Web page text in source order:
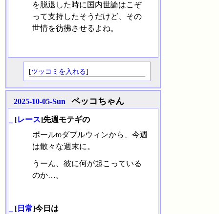
を脱退した時に国内世論はこぞ
って支持したそうだけど、その
世情を彷彿させるよね。
[ツッコミを入れる]
2025-10-05-Sun ペッコちゃん
[レース]先週モテギの
ポールtoダブルウィンから、今週
は散々な週末に。
うーん、彼に何が起こっている
のか…。
[ 日常]今日は